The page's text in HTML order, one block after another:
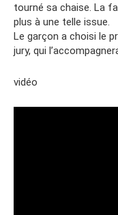
tourné sa chaise. La
plus à une telle issue.
Le garçon a choisi le
jury, qui
vidéo